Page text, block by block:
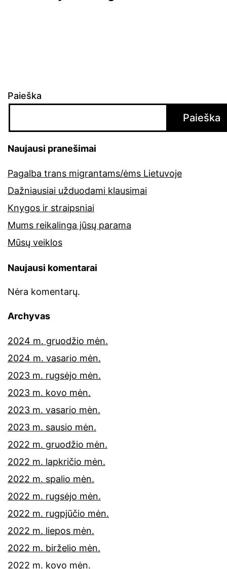
Paieška
Paieška
Naujausi pranešimai
Pagalba trans migrantams/ėms Lietuvoje
Dažniausiai užduodami klausimai
Knygos ir straipsniai
Mums reikalinga jūsų parama
Mūsų veiklos
Naujausi komentarai
Nėra komentarų.
Archyvas
2024 m. gruodžio mėn.
2024 m. vasario mėn.
2023 m. rugsėjo mėn.
2023 m. kovo mėn.
2023 m. vasario mėn.
2023 m. sausio mėn.
2022 m. gruodžio mėn.
2022 m. lapkričio mėn.
2022 m. spalio mėn.
2022 m. rugsėjo mėn.
2022 m. rugpjūčio mėn.
2022 m. liepos mėn.
2022 m. birželio mėn.
2022 m. kovo mėn.